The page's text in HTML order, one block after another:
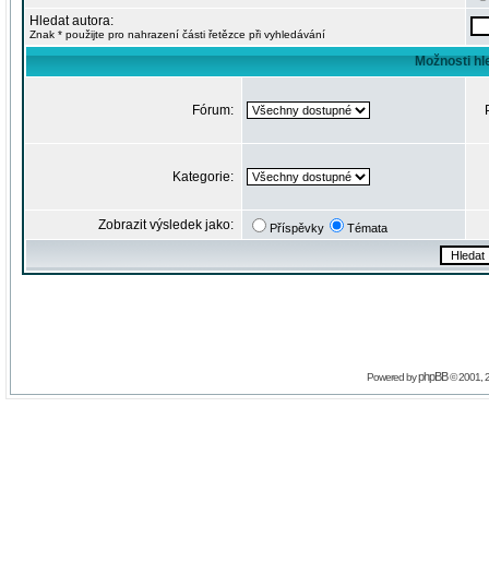
Hledat autora:
Znak * použijte pro nahrazení části řetězce při vyhledávání
Možnosti
Fórum:
Kategorie:
Zobrazit výsledek jako: Příspěvky Témata
Powered byphpBB© 2001,